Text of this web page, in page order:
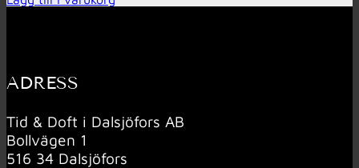
ADRESS
Tid & Doft i Dalsjöfors AB
Bollvägen 1
516 34 Dalsjöfors